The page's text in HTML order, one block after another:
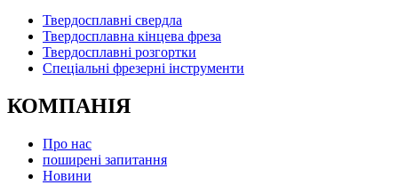
Твердосплавні свердла
Твердосплавна кінцева фреза
Твердосплавні розгортки
Спеціальні фрезерні інструменти
КОМПАНІЯ
Про нас
поширені запитання
Новини